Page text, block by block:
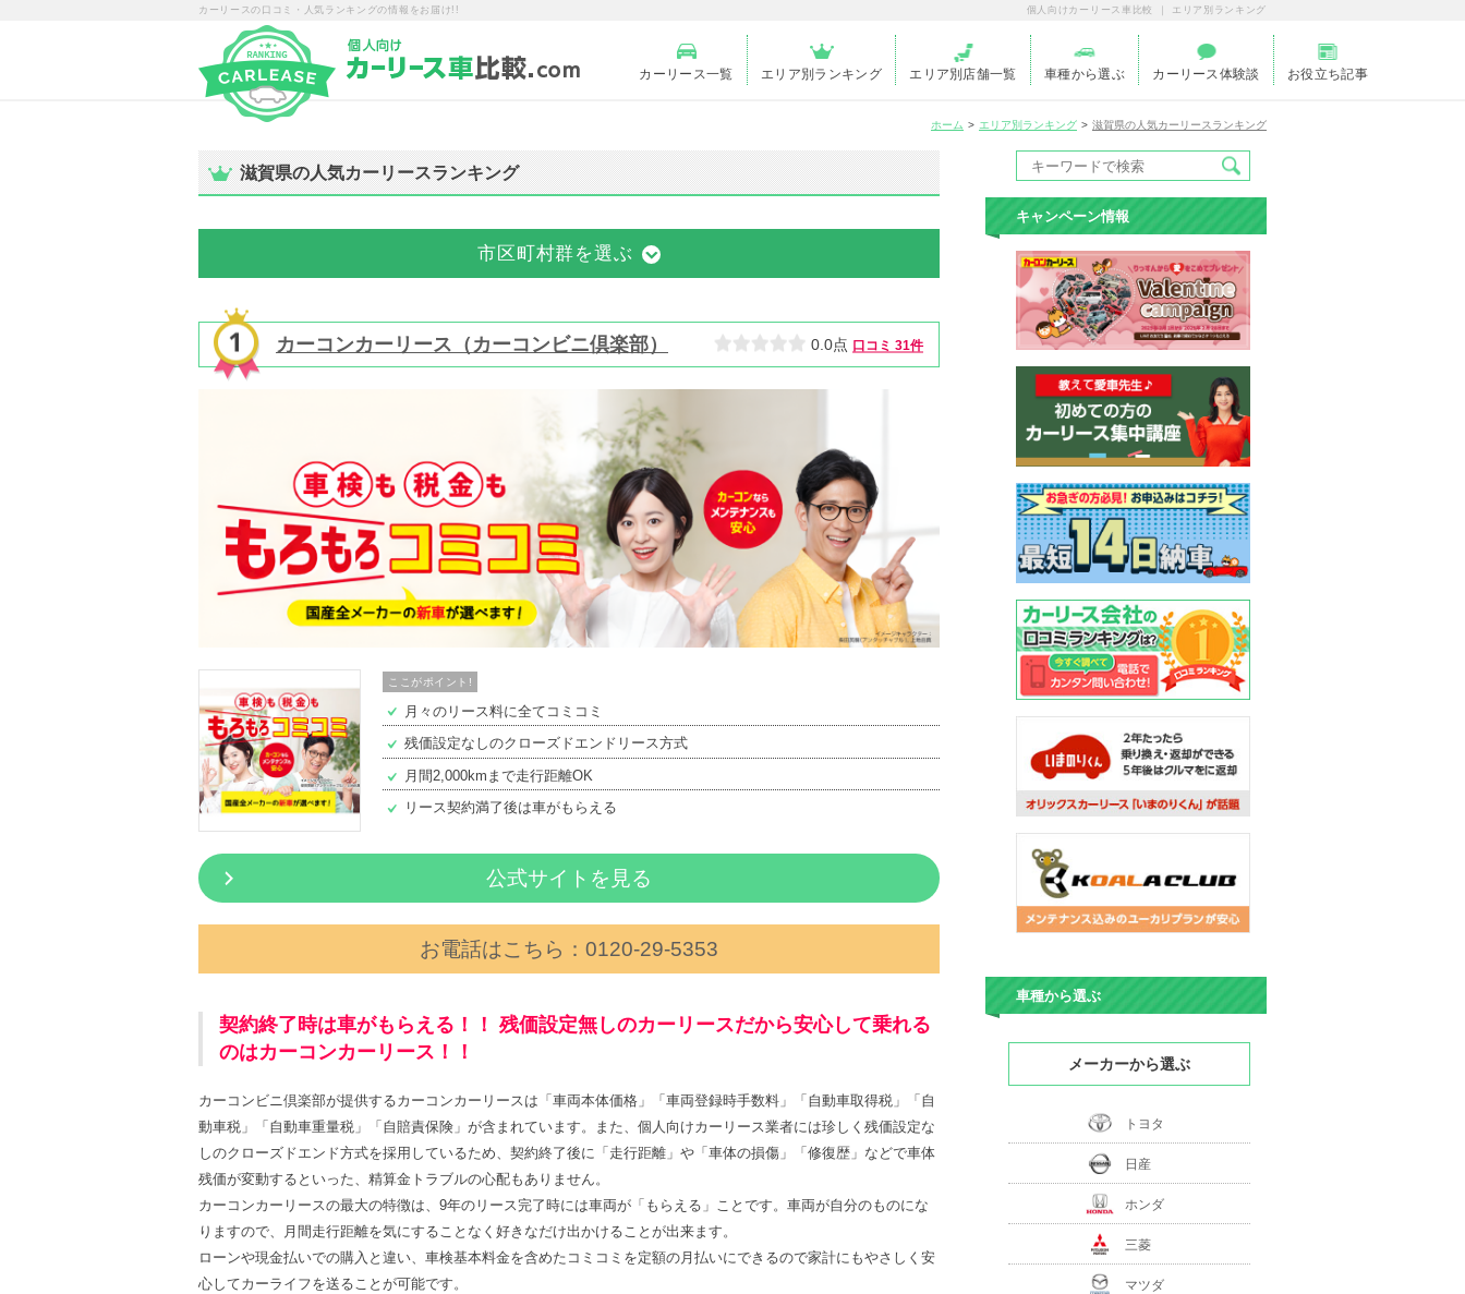
カーリースの口コミ・人気ランキングの情報をお届け!! 個人向けカーリース車比較 ｜ エリア別ランキング
カーリース一覧 エリア別ランキング エリア別店舗一覧 車種から選ぶ カーリース体験談 お役立ち記事
ホーム エリア別ランキング 滋賀県の人気カーリースランキング
滋賀県の人気カーリースランキング
市区町村群を選ぶ
カーコンカーリース（カーコンビニ倶楽部） 0.0点 口コミ 31件
ここがポイント!
月々のリース料に全てコミコミ
残価設定なしのクローズドエンドリース方式
月間2,000kmまで走行距離OK
リース契約満了後は車がもらえる
公式サイトを見る
お電話はこちら：0120‐29‐5353
契約終了時は車がもらえる！！ 残価設定無しのカーリースだから安心して乗れる
のはカーコンカーリース！！
カーコンビニ倶楽部が提供するカーコンカーリースは「車両本体価格」「車両登録時手数料」「自動車取得税」「自
動車税」「自動車重量税」「自賠責保険」が含まれています。また、個人向けカーリース業者には珍しく残価設定な
しのクローズドエンド方式を採用しているため、契約終了後に「走行距離」や「車体の損傷」「修復歴」などで車体
残価が変動するといった、精算金トラブルの心配もありません。
カーコンカーリースの最大の特徴は、9年のリース完了時には車両が「もらえる」ことです。車両が自分のものにな
りますので、月間走行距離を気にすることなく好きなだけ出かけることが出来ます。
ローンや現金払いでの購入と違い、車検基本料金を含めたコミコミを定額の月払いにできるので家計にもやさしく安
心してカーライフを送ることが可能です。
キャンペーン情報
車種から選ぶ
メーカーから選ぶ
トヨタ
日産
ホンダ
三菱
マツダ